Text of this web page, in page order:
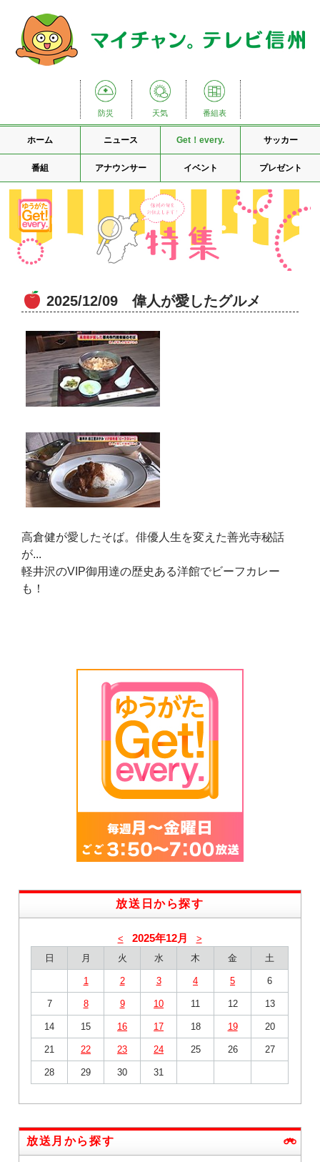
防災 天気 番組表
ホーム ニュース Get！every. サッカー
番組 アナウンサー イベント プレゼント
2025/12/09 偉人が愛したグルメ
高倉健が愛したそば。俳優人生を変えた善光寺秘話
が...
軽井沢のVIP御用達の歴史ある洋館でビーフカレー
も！
放送日から探す
< 2025年12月
>
日
月 火 水 木 金 土
1 2 3 4 5 6
7 8 9 10 11 12 13
14 15 16 17 18 19 20
21 22 23 24 25 26 27
28 29 30 31
放送月から探す